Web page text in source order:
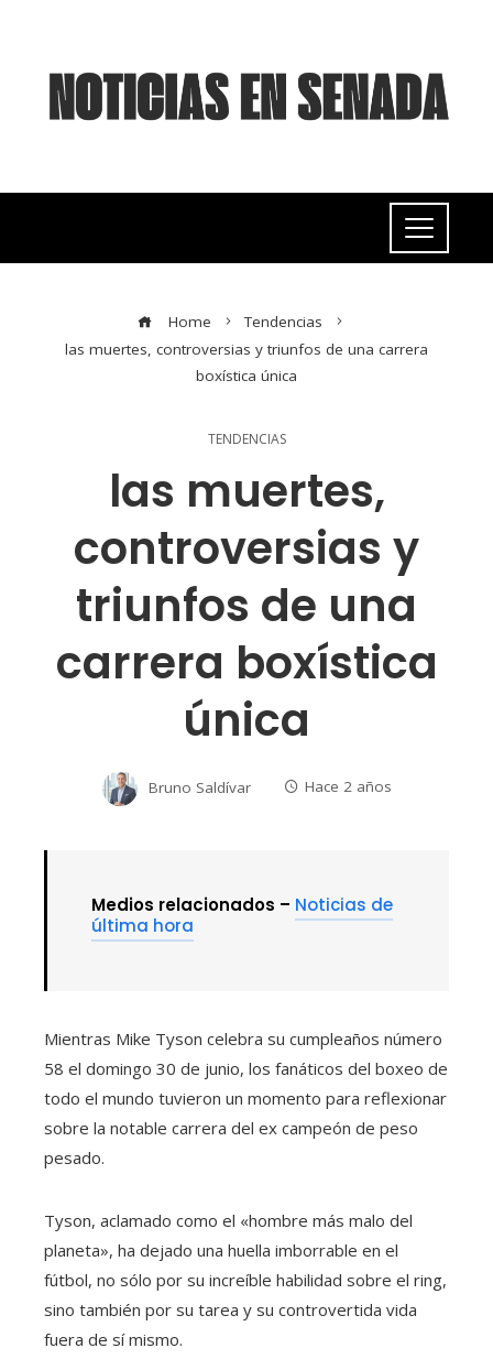
Home
Tendencias
las muertes, controversias y triunfos de una carrera
boxística única
TENDENCIAS
las muertes,
controversias y
triunfos de una
carrera boxística
única
Bruno Saldívar Hace 2 años
Medios relacionados – Noticias de
última hora
Mientras Mike Tyson celebra su cumpleaños número
58 el domingo 30 de junio, los fanáticos del boxeo de
todo el mundo tuvieron un momento para reflexionar
sobre la notable carrera del ex campeón de peso
pesado.
Tyson, aclamado como el «hombre más malo del
planeta», ha dejado una huella imborrable en el
fútbol, ​​no sólo por su increíble habilidad sobre el ring,
sino también por su tarea y su controvertida vida
fuera de sí mismo.